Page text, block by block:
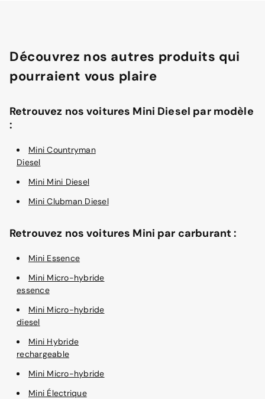
Découvrez nos autres produits qui
pourraient vous plaire
Retrouvez nos voitures Mini Diesel par modèle
:
Mini Countryman
Diesel
Mini Mini Diesel
Mini Clubman Diesel
Retrouvez nos voitures Mini par carburant :
Mini Essence
Mini Micro-hybride
essence
Mini Micro-hybride
diesel
Mini Hybride
rechargeable
Mini Micro-hybride
Mini Électrique